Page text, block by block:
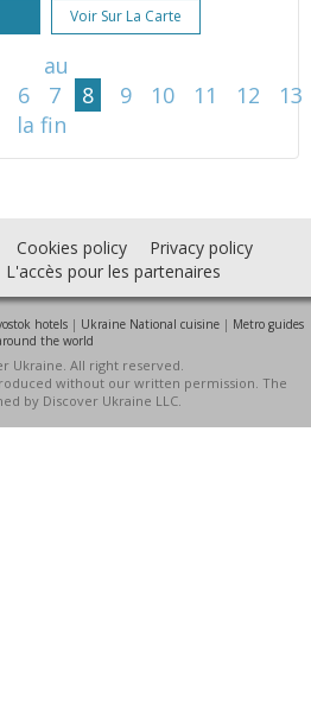
Voir Sur La Carte
au
6 7 8 9 10 11 12
13
la fin
Cookies policy
Privacy policy
L'accès pour les partenaires
hotels | Ukraine National cuisine | Metro guides
the world
Ukraine. All right reserved.
without our written permission. The
by Discover Ukraine LLC.